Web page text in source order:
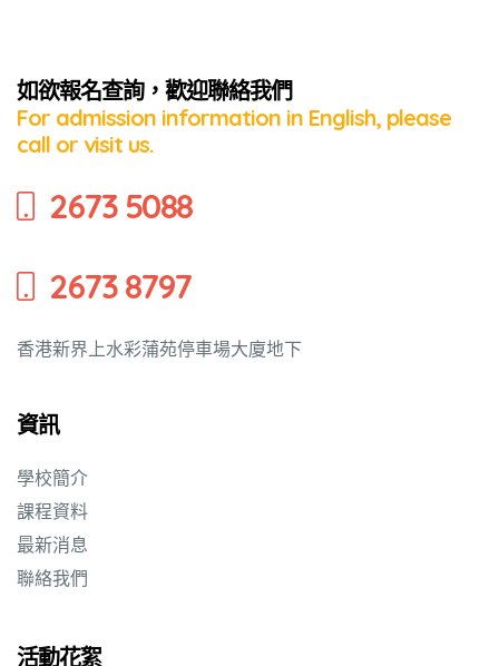
如欲報名查詢，歡迎聯絡我們
For admission information in English, please
call or visit us.
2673 5088
2673 8797
香港新界上水彩蒲苑停車場大廈地下
資訊
學校簡介
課程資料
最新消息
聯絡我們
活動花絮
養幼兒